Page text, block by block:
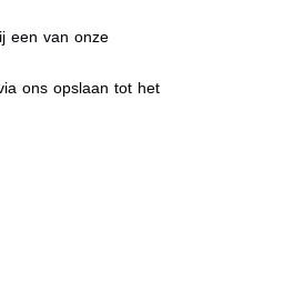
een van onze
ons opslaan tot het